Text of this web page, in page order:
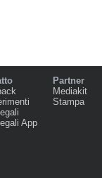
App
Partner
Mediakit
Stampa